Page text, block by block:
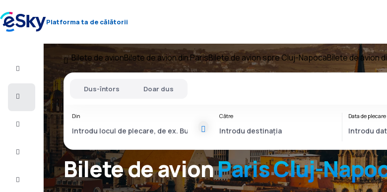
Platforma ta de călătorii
Zbor+Hotel
Bilete de avionBilete de avion din ParisBilete de avion spre Cluj-NapocaBilete de avion
Bilete de avionParis Cluj-
Dus-întors Doar dus
Din Către Data de plecare